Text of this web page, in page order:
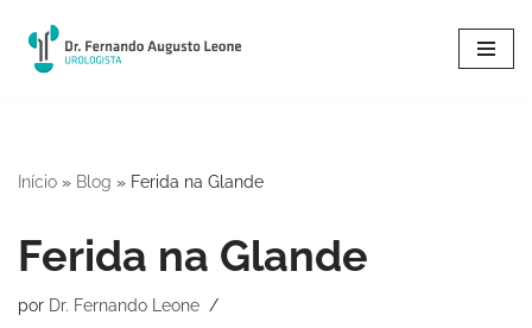
Pular
Início » Blog » Ferida na Glande
Ferida na Glande
por Dr. Fernando Leone